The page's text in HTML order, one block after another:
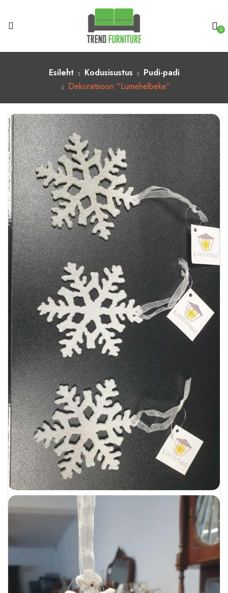
0
Esileht Kodusisustus
Pudi-padi
Dekoratsioon “Lumehelbeke”